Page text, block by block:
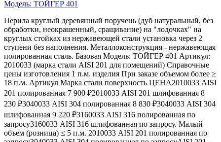
Модель: ТОЙГЕР 401
Перила круглый деревянный поручень (дуб натуральный, без
обработки, неокрашенный, сращивание) на "лодочках" на
круглых стойках из нержавеющей стали установка через 2
ступени без наполнения. Металлоконструкция - нержавеющая
полированная сталь. Базовая Модель: ТОЙГЕР 401 Артикул:
2010033 (марка стали AISI 201 для помещений) Справочные
цены изготовления 1 п.м. изделия При заказе объемом более ≥
18 п.м. Артикул Марка стали поверхность ЦЕНА2010033 AISI
201 полированная 7 900 ₽2010033 AISI 201 шлифованная 8
230 ₽3040033 AISI 304 полированная 8 830 ₽3040033 AISI 304
шлифованная 9 220 ₽3160033 AISI 316 полированная по
запросу3160033 AISI 316 шлифованная по запросу. Малый
объем (розница) ≤ 5 п.м. 2010033 AISI 201 полированная по